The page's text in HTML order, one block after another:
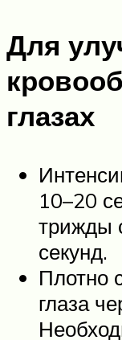
Для
глазах
10–20
трижды
секунд.
Плотно
глаза